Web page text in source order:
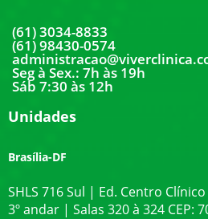
(61) 3034-8833
(61) 98430-0574
Seg à Sex.: 7h às 19h
Sáb 7:30 às 12h
Unidades
Brasília-DF
SHLS 716 Sul | Ed. Centro
3º andar | Salas 320 à 324 CEP: